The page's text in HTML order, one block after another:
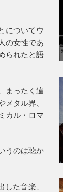
についてウ
の女性であ
られたと語
まったく違
タル界、
カル・ロマ
うのは聴か
た音楽、